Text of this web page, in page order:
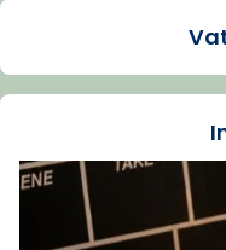
La Carmina va
dos mesos, a
Recupera
tican News 👇